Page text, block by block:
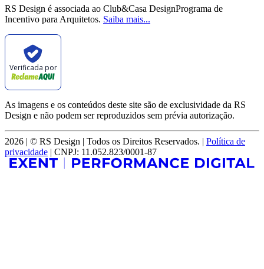
RS Design é associada ao Club&Casa DesignPrograma de
Incentivo para Arquitetos. Saiba mais...
Verificada por
As imagens e os conteúdos deste site são de exclusividade da RS
Design e não podem ser reproduzidos sem prévia autorização.
2026 | © RS Design | Todos os Direitos Reservados. | Política de
privacidade | CNPJ: 11.052.823/0001-87